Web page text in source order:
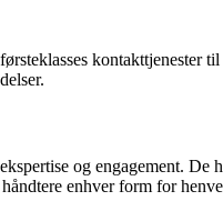
og engagement.
enhver form for